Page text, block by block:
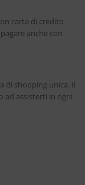
carta di credito
anche con
di shopping unica. Il
ad assisterti in ogni